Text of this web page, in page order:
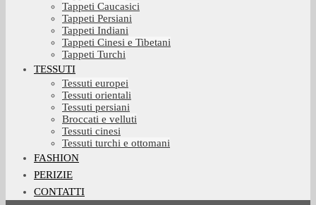
Tappeti Caucasici
Tappeti Persiani
Tappeti Indiani
Tappeti Cinesi e Tibetani
Tappeti Turchi
TESSUTI
Tessuti europei
Tessuti orientali
Tessuti persiani
Broccati e velluti
Tessuti cinesi
Tessuti turchi e ottomani
FASHION
PERIZIE
CONTATTI